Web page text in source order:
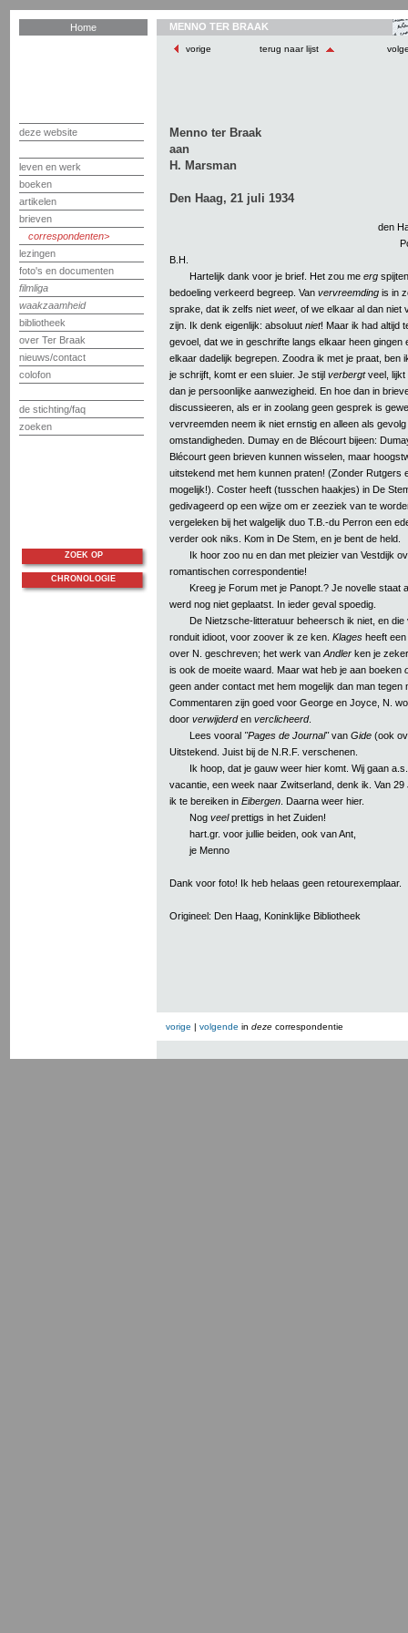
Home
deze website
leven en werk
boeken
artikelen
brieven
correspondenten
lezingen
foto's en documenten
filmliga
waakzaamheid
bibliotheek
over Ter Braak
nieuws/contact
colofon
de stichting/faq
zoeken
MENNO TER BRAAK
vorige terug naar lijst
Menno ter Braak
aan
H. Marsman
Den Haag, 21 juli 1934
den
B.H.
Hartelijk dank voor je brief. Het zou me erg
bedoeling verkeerd begreep. Van vervreemding is in
sprake, dat ik zelfs niet weet, of we elkaar al dan niet
zijn. Ik denk eigenlijk: absoluut niet! Maar ik had altijd
gevoel, dat we in geschrifte langs elkaar heen gingen
elkaar dadelijk begrepen. Zoodra ik met je praat, ben
je schrijft, komt er een sluier. Je stijl verbergtveel, lijkt
dan je persoonlijke aanwezigheid. En hoe dan in
discussieeren, als er in zoolang geen gesprek is
vervreemden neem ik niet ernstig en alleen als gevolg
omstandigheden. Dumay en de Blécourt bijeen:
Blécourt geen brieven kunnen wisselen, maar
uitstekend met hem kunnen praten! (Zonder Rutgers
mogelijk!). Coster heeft (tusschen haakjes) in De
gedivageerd op een wijze om er zeeziek van te
vergeleken bij het walgelijk duo T.B.-du Perron een
verder ook niks. Kom in De Stem, en je bent de held.
Ik hoor zoo nu en dan met pleizier van Vestdijk
romantischen correspondentie!
Kreeg je Forum met je Panopt.? Je novelle staat
werd nog niet geplaatst. In ieder geval spoedig.
De Nietzsche-litteratuur beheersch ik niet, en die
ronduit idioot, voor zoover ik ze ken. Klages heeft
over N. geschreven; het werk van Andler ken je
is ook de moeite waard. Maar wat heb je aan boeken
geen ander contact met hem mogelijk dan man tegen
Commentaren zijn goed voor George en Joyce, N.
door verwijderden verclicheerd.
Lees vooral "Pages de Journal"van Gide (ook
Uitstekend. Juist bij de N.R.F. verschenen.
Ik hoop, dat je gauw weer hier komt. Wij gaan
vacantie, een week naar Zwitserland, denk ik. Van 29
ik te bereiken in Eibergen . Daarna weer hier.
Nog veelprettigs in het Zuiden!
hart.gr. voor jullie beiden, ook van Ant,
je Menno
Dank voor foto! Ik heb helaas geen retourexemplaar.
Origineel: Den Haag, Koninklijke Bibliotheek
vorige | volgende in deze correspondentie
ZOEK OP
CHRONOLOGIE